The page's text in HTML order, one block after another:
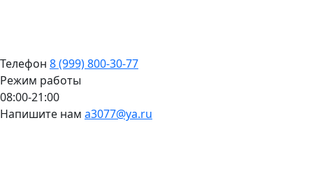
Телефон 8 (999) 800-30-77
Режим работы
08:00-21:00
Напишите нам a3077@ya.ru